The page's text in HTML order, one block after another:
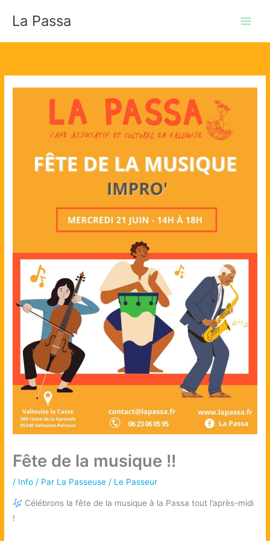
La Passa
Fête de la musique !!
/ Info / Par La Passeuse / Le Passeur
Célébrons la fête de la musique à la Passa tout l’après-midi
!